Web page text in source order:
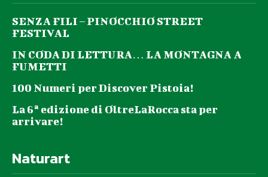
SENZA FILI – PINOCCHIO STREET
FESTIVAL
IN CODA DI LETTURA… LA MONTAGNA A
FUMETTI
100 Numeri per Discover Pistoia!
La 6ª edizione di OltreLaRocca sta per
arrivare!
Naturart